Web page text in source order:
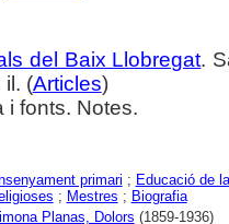
del Baix Llobregat.
il. (Articles)
i fonts. Notes.
primari ; Educació de
; Mestres ; Biografia
Planas, Dolors (1859-1936)